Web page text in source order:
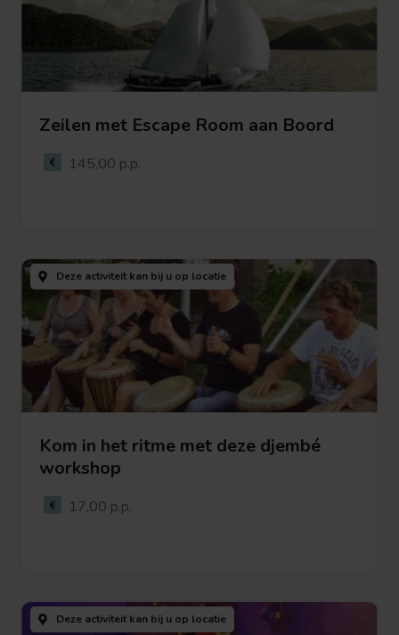
Zeilen met Escape Room aan Boord
145,00 p.p.
deze
activiteitDeze activiteit kan bij u op locatie
Kom in het ritme met deze djembé
workshop
17,00 p.p.
deze
activiteitDeze activiteit kan bij u op locatie